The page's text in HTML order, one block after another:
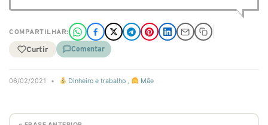
COMPARTILHAR:
Curtir Comentar
06/02/2021 • Dinheiro e trabalho , Mãe